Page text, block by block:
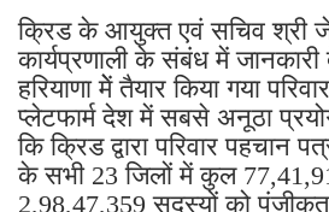
क्रिड के आयुक्त एवं सचिव श्री
कार्यप्रणाली के संबंध में जानकारी
हरियाणा मेें तैयार किया गया
प्लेटफार्म देश में सबसे अनूठा
कि क्रिड द्वारा परिवार पहचान
के सभी 23 जिलों में कुल
2,98,47,359 सदस्यों को पंजीकृत